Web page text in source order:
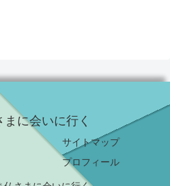
に会いに行く
サイトマップ
プロフィール